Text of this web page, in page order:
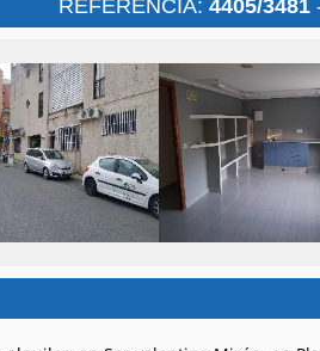
REFERENCIA: 4405/3481